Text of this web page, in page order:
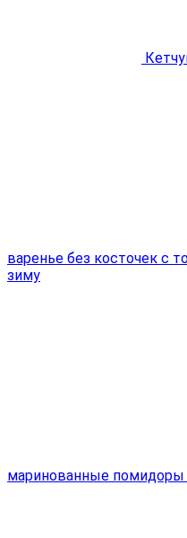
варенье без косточек с
зиму
маринованные помидоры